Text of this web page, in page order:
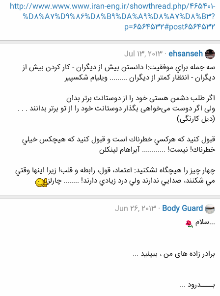
http://www.www.www.iran-eng.ir/showthread.php/465401-
%D8%A7%D9%86%D8%B9%DA%A9%D8%A7%D8%B3?
p=6564532#post6564532
ehsanseh
Jul 13, 2013
سه جمله براي موفقيت:ا دانستن بيش از ديگران - كار كردن بيش از
ديگران - انتظار كمتر از ديگران ......... ويليام شكسپير
اگر طلب دشمن هستی خود را از دوستانت برتر بدان
ولی اگر دوست می‌خواهی بگذار دوستانت خود را از تو برتر بدانند . . .
(دیل کارنگی)
قبول كنيد كه هركسي خطرناك است و قبول كنيد كه هيچكس خيلي
خطرناك! نيست! ............ آبراهام لينكلن
چهار چيز را هيچگاه نشكنيد: اعتماد، قول، رابطه و قلب! زيرا اينها وقتي
مي شكنند، صدايي ندارند ولي درد زيادي دارند! ........ چارلز
Body Guard
Jun 26, 2013
...سلام
برادر زاده های من ، ببینید ...
بــــدرود ...